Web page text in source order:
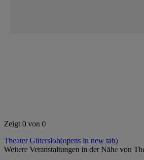
Zeigt 0 von 0
Theater Gütersloh(opens in new tab)
Weitere Veranstaltungen in der Nähe von